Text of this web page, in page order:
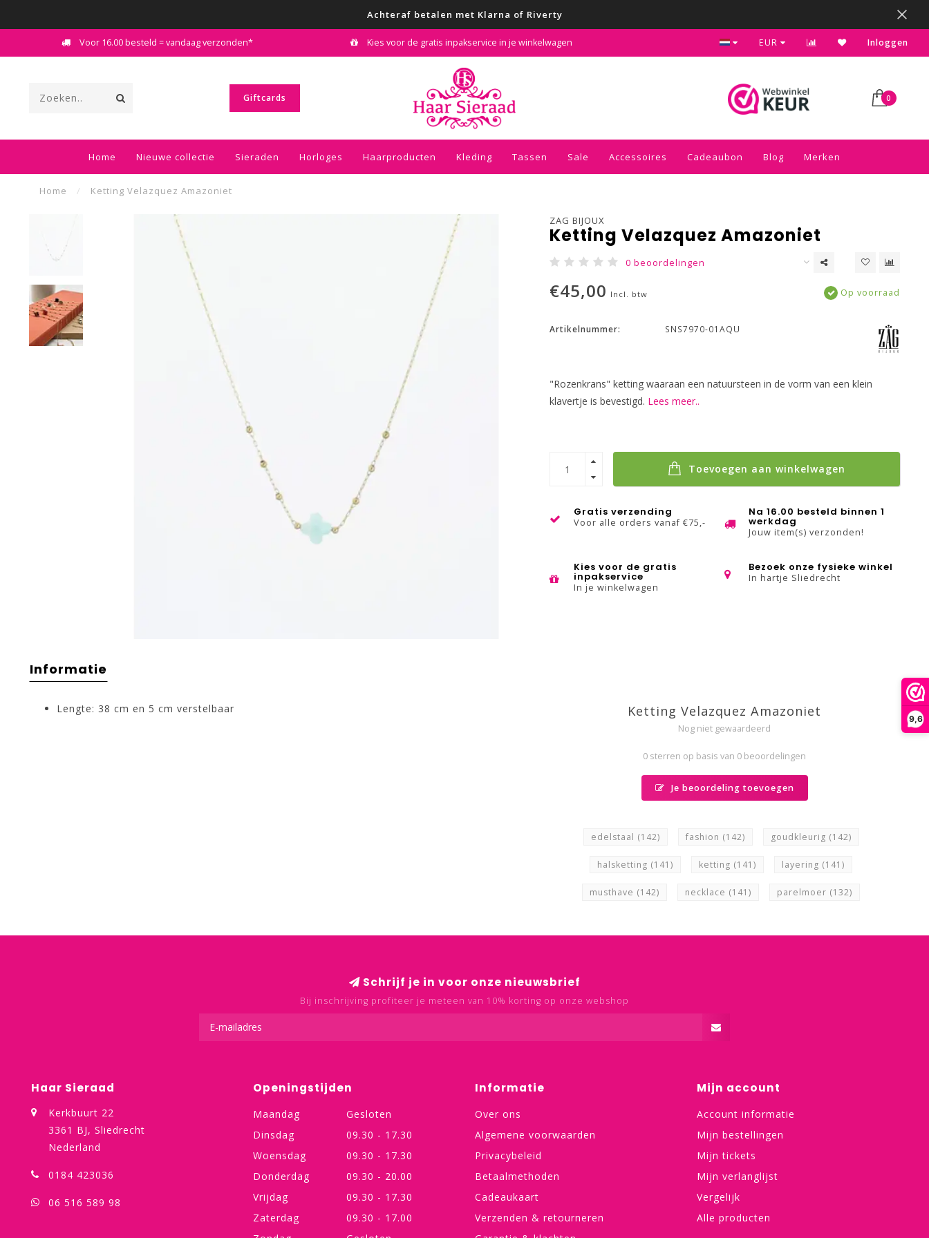
9,6
Achteraf betalen met Klarna of Riverty
Voor 16.00 besteld = vandaag verzonden* Kies voor de gratis inpakservice in je winkelwagen Bezoek onze gezellige winkel in Sliedrecht
EUR Inloggen
Giftcards 0
Home Nieuwe collectie Sieraden Horloges Haarproducten Kleding Tassen Sale Accessoires Cadeaubon Blog Merken
Home / Ketting Velazquez Amazoniet
ZAG BIJOUX
Ketting Velazquez Amazoniet
0 beoordelingen
€45,00 Incl. btw Op voorraad
Artikelnummer: SNS7970-01AQU
"Rozenkrans" ketting waaraan een natuursteen in de vorm van een klein
klavertje is bevestigd. Lees meer..
Toevoegen aan winkelwagen
Gratis verzending
Voor alle orders vanaf €75,-
Na 16.00 besteld binnen 1
werkdag
Jouw item(s) verzonden!
Kies voor de gratis
inpakservice
In je winkelwagen
Bezoek onze fysieke winkel
In hartje Sliedrecht
Informatie
Lengte: 38 cm en 5 cm verstelbaar Ketting Velazquez Amazoniet
Nog niet gewaardeerd
0 sterren op basis van 0 beoordelingen
Je beoordeling toevoegen
edelstaal (142) fashion (142) goudkleurig (142)
halsketting (141) ketting (141) layering (141)
musthave (142) necklace (141) parelmoer (132)
Schrijf je in voor onze nieuwsbrief
Bij inschrijving profiteer je meteen van 10% korting op onze webshop
Haar Sieraad
Kerkbuurt 22
3361 BJ, Sliedrecht
Nederland
0184 423036
06 516 589 98
Openingstijden
Maandag
Gesloten
Dinsdag
09.30 - 17.30
Woensdag
09.30 - 17.30
Donderdag
09.30 - 20.00
Vrijdag
09.30 - 17.30
Zaterdag
09.30 - 17.00
Informatie
Over ons
Algemene voorwaarden
Privacybeleid
Betaalmethoden
Cadeaukaart
Verzenden & retourneren
Mijn account
Account informatie
Mijn bestellingen
Mijn tickets
Mijn verlanglijst
Vergelijk
Alle producten